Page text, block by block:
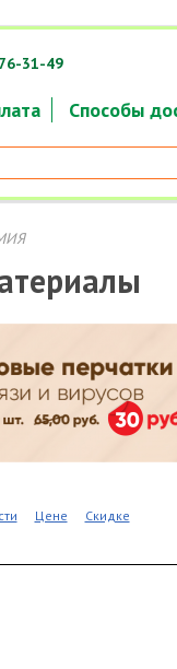
Способы
31-49
Цене Скидке